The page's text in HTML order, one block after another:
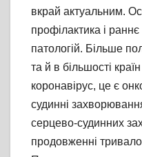
вкрай актуальним.
профілактика і
патологій. Більше
та й в більшості
коронавірус, це є
судинні
серцево-судинних
продовженні